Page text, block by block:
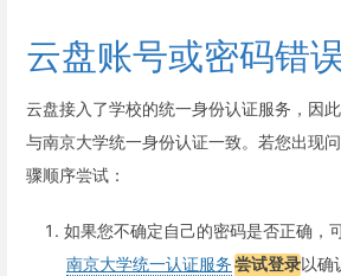
云盘账号或密码错
云盘接入了学校的统一身份认证服务，因
与南京大学统一身份认证一致。若您出现
骤顺序尝试：
如果您不确定自己的密码是否正确，
南京大学统一认证服务尝试登录以确